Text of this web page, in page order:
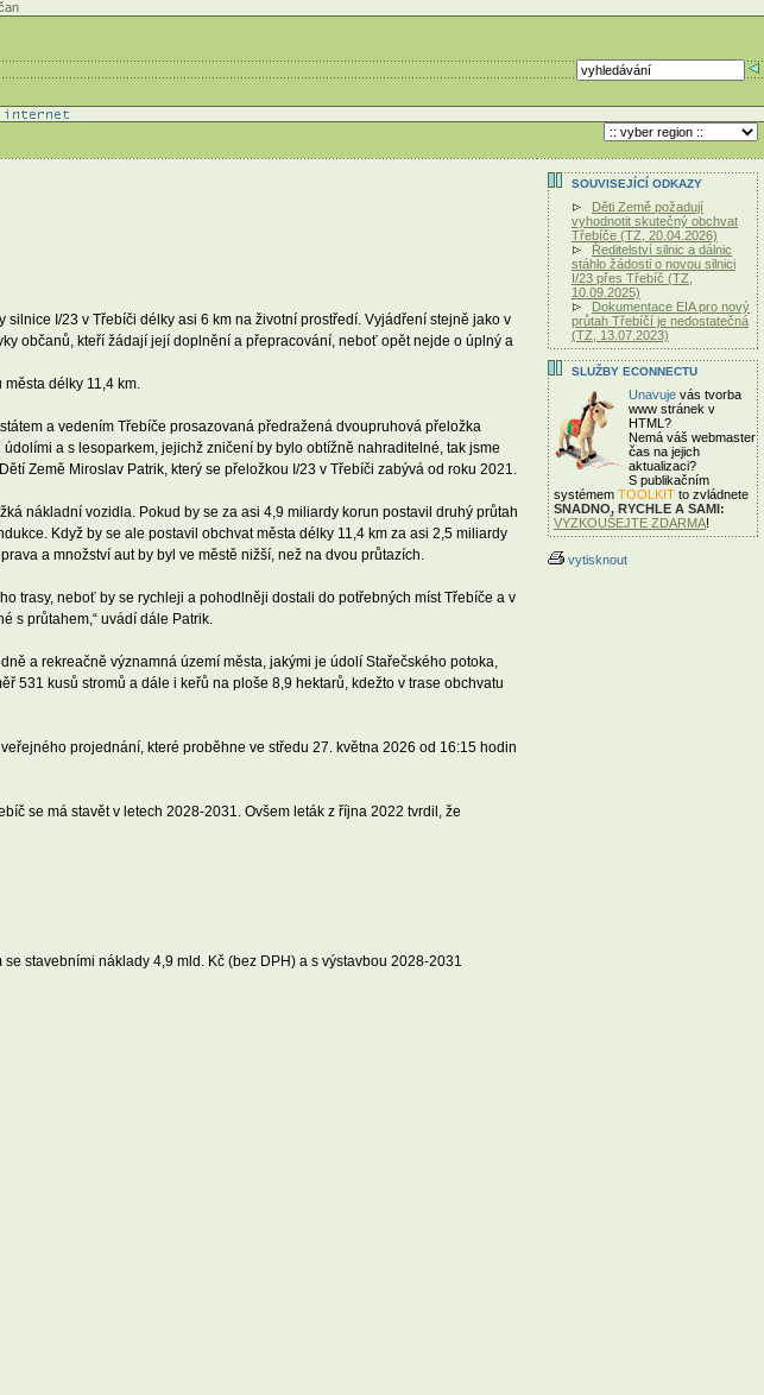
I/23 v Třebíči délky asi 6 km na životní prostředí. Vyjádření stejně jako v
občanů, kteří žádají její doplnění a přepracování, neboť opět nejde o úplný a
délky 11,4 km.
a vedením Třebíče prosazovaná předražená dvoupruhová přeložka
a s lesoparkem, jejichž zničení by bylo obtížně nahraditelné, tak jsme
Země Miroslav Patrik, který se přeložkou I/23 v Třebíči zabývá od roku 2021.
nákladní vozidla. Pokud by se za asi 4,9 miliardy korun postavil druhý průtah
Když by se ale postavil obchvat města délky 11,4 km za asi 2,5 miliardy
a množství aut by byl ve městě nižší, než na dvou průtazích.
trasy, neboť by se rychleji a pohodlněji dostali do potřebných míst Třebíče a v
s průtahem,“ uvádí dále Patrik.
a rekreačně významná území města, jakými je údolí Stařečského potoka,
531 kusů stromů a dále i keřů na ploše 8,9 hektarů, kdežto v trase obchvatu
projednání, které proběhne ve středu 27. května 2026 od 16:15 hodin
se má stavět v letech 2028-2031. Ovšem leták z října 2022 tvrdil, že
stavebními náklady 4,9 mld. Kč (bez DPH) a s výstavbou 2028-2031
SOUVISEJÍCÍ ODKAZY
Děti Země požadují
vyhodnotit skutečný obchvat
Třebíče (TZ, 20.04.2026)
Ředitelství silnic a dálnic
stáhlo žádosti o novou silnici
I/23 přes Třebíč (TZ,
10.09.2025)
Dokumentace EIA pro nový
průtah Třebíčí je nedostatečná
(TZ, 13.07.2023)
SLUŽBY ECONNECTU
Unavuje vás tvorba
www stránek v
HTML?
Nemá váš webmaster
čas na jejich
aktualizaci?
S publikačním
systémem TOOLKIT to zvládnete
SNADNO, RYCHLE A SAMI:
VYZKOUŠEJTE ZDARMA!
vytisknout